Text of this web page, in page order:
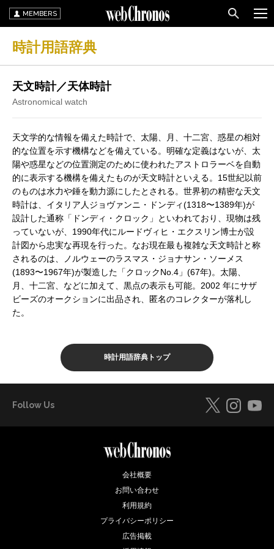
MEMBERS
時計用語辞典
天文時計／天体時計
Astronomical watch
天文学的な情報を備えた時計で、太陽、月、十二宮、惑星の相対
的な位置を示す機構などを備えている。明確な定義はないが、太
陽や惑星などの位置測定のために使われたアストロラーベを自動
的に表示する機構を備えたものが天文時計といえる。15世紀以前
のものは水力や錘を動力源にしたとされる。世界初の精密な天文
時計は、イタリア人ジョヴァンニ・ドンディ(1318〜1389年)が
設計した通称「ドンディ・クロック」といわれており、現物は残
っていないが、1990年代にルードヴィヒ・エクスリン博士が設
計図から忠実な再現を行った。なお現在最も複雑な天文時計と称
されるのは、ノルウェーのラスマス・ジョナサン・ソーメス
(1893〜1967年)が製造した「クロックNo.4」(67年)。太陽、
月、十二宮、などに加えて、黒点の表示も可能。2002 年にサザ
ビーズのオークションに出品され、匿名のコレクターが落札し
た。
時計用語辞典トップ
Follow Us
会社概要
お問い合わせ
利用規約
プライバシーポリシー
広告掲載